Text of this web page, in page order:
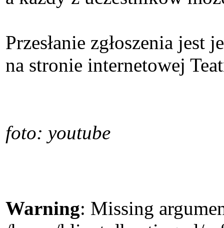
Przesłanie zgłoszenia jest
na stronie internetowej
foto: youtube
Warning: Missing